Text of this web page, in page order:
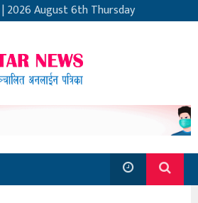
|2026 August 6th Thursday